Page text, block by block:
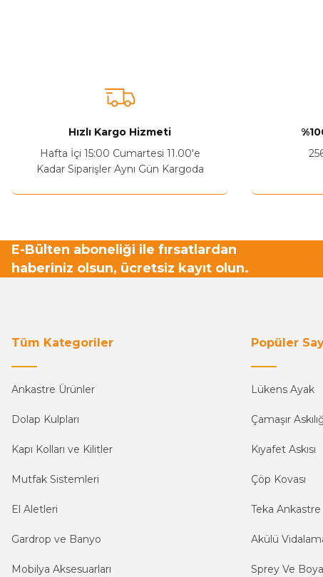
Ürün açıklamasında eksik bilgiler bulunuyor.
Bu ürüne benzer farklı alternatifler olmalı.
Hızlı Kargo Hizmeti
Hafta İçi 15:00 Cumartesi 11.00'e
Kadar Siparişler Aynı Gün Kargoda
E-Bülten aboneliği ile fırsatlardan
haberiniz olsun, ücretsiz kayıt olun.
Tüm Kategoriler
Ankastre Ürünler
Dolap Kulpları
Kapı Kolları ve Kilitler
Mutfak Sistemleri
El Aletleri
Gardrop ve Banyo
Mobilya Aksesuarları
Popüler
Lükens Ayak
Çamaşır
Kıyafet Askısı
Çöp Kovası
Teka Ankastre
Akülü
Sprey Ve